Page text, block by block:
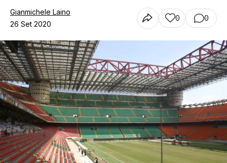
Gianmichele Laino
26 Set 2020
0 0